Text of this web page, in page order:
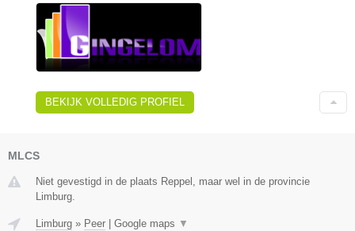
BEKIJK VOLLEDIG PROFIEL
MLCS
Niet gevestigd in de plaats Reppel, maar wel in de provincie
Limburg.
Limburg » Peer Google maps ▼